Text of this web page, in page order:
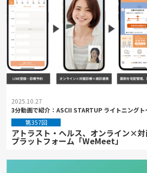
2025.10.27
3分動画で紹介：ASCII STARTUP ライトニングト
第357回
アトラスト・ヘルス、オンライン×
プラットフォーム「WeMeet」